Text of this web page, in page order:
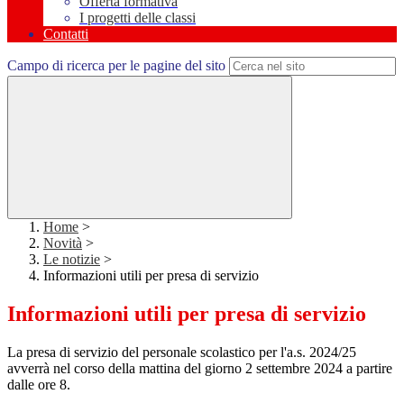
I progetti delle classi
Contatti
Campo di ricerca per le pagine del sito
Home >
Novità >
Le notizie >
Informazioni utili per presa di servizio
Informazioni utili per presa di servizio
La presa di servizio del personale scolastico per l'a.s. 2024/25
avverrà nel corso della mattina del giorno 2 settembre 2024 a partire
dalle ore 8.